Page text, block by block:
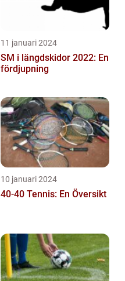
11 januari 2024
SM i längdskidor 2022: En
fördjupning
10 januari 2024
40-40 Tennis: En Översikt